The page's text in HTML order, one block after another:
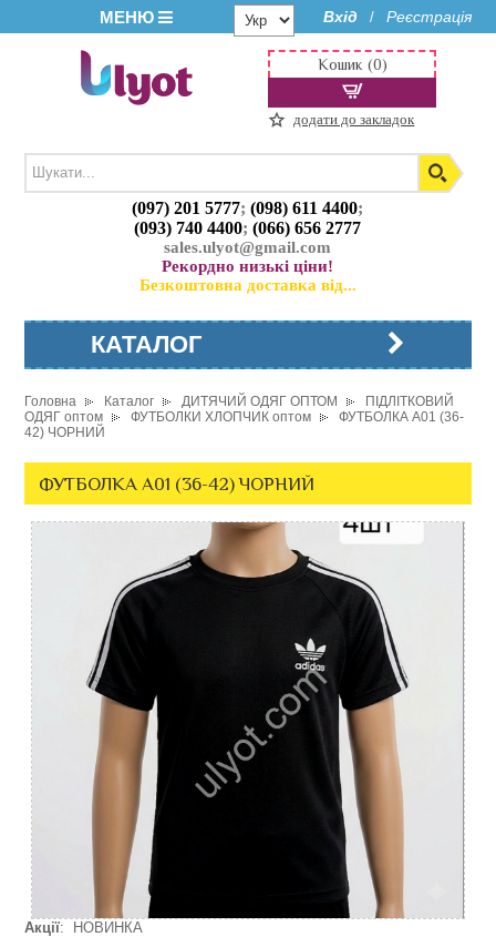
МЕНЮ Вхід / Реєстрація
(097) 201 5777;(098) 611 4400;
(093) 740 4400;(066) 656 2777
sales.ulyot@gmail.com
Рекордно низькі ціни!
Безкоштовна доставка від...
Кошик (0)
додати до закладок
КАТАЛОГ
Головна Каталог ДИТЯЧИЙ ОДЯГ ОПТОМ
ПІДЛІТКОВИЙ
ОДЯГ оптом
ФУТБОЛКИ ХЛОПЧИК оптом
ФУТБОЛКА A01 (36-
42) ЧОРНИЙ
ФУТБОЛКА A01 (36-42) ЧОРНИЙ
Акції: НОВИНКА